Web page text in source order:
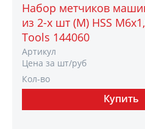
Набор метчиков
из 2-х шт (М) HSS
Tools 144060
Артикул
Цена за шт/руб
Кол-во